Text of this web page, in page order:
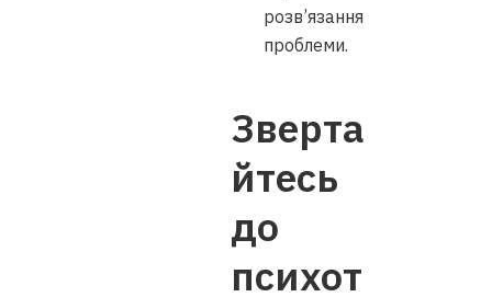
розв’язання
проблеми.
Зверта
йтесь
до
психот